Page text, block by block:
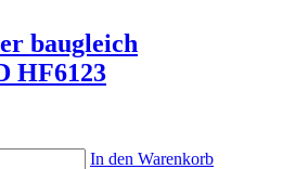
baugleich
HF6123
In den Warenkorb